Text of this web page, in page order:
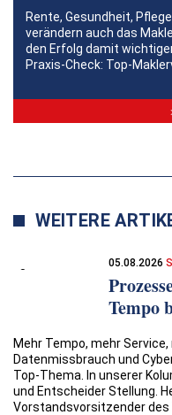
Rente, Gesundheit,
verändern auch das
den Erfolg damit
Praxis-Check: Top-
WEITERE
05.08.2026
Tempo
Mehr Tempo, mehr
Datenmissbrauch und
Top-Thema. In unserer
und Entscheider Stellung.
Vorstandsvorsitzender des